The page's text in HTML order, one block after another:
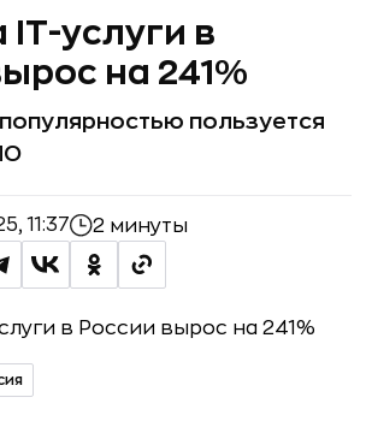
IT-услуги в
на 241%
пользуется
11:37 2 минуты